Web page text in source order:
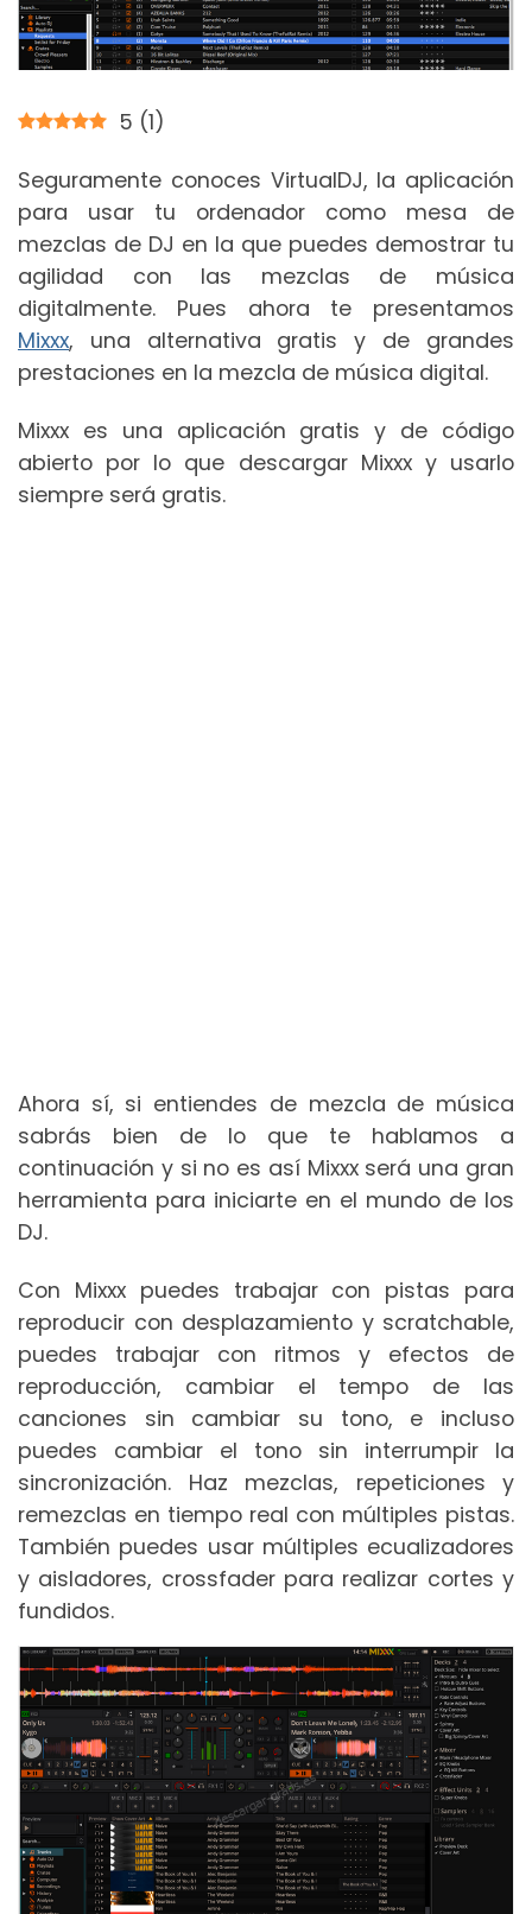
5 (1)
Seguramente conoces VirtualDJ, la aplicación
para usar tu ordenador como mesa de
mezclas de DJ en la que puedes demostrar tu
agilidad con las mezclas de música
digitalmente. Pues ahora te presentamos
Mixxx, una alternativa gratis y de grandes
prestaciones en la mezcla de música digital.
Mixxx es una aplicación gratis y de código
abierto por lo que descargar Mixxx y usarlo
siempre será gratis.
Ahora sí, si entiendes de mezcla de música
sabrás bien de lo que te hablamos a
continuación y si no es así Mixxx será una gran
herramienta para iniciarte en el mundo de los
DJ.
Con Mixxx puedes trabajar con pistas para
reproducir con desplazamiento y scratchable,
puedes trabajar con ritmos y efectos de
reproducción, cambiar el tempo de las
canciones sin cambiar su tono, e incluso
puedes cambiar el tono sin interrumpir la
sincronización. Haz mezclas, repeticiones y
remezclas en tiempo real con múltiples pistas.
También puedes usar múltiples ecualizadores
y aisladores, crossfader para realizar cortes y
fundidos.